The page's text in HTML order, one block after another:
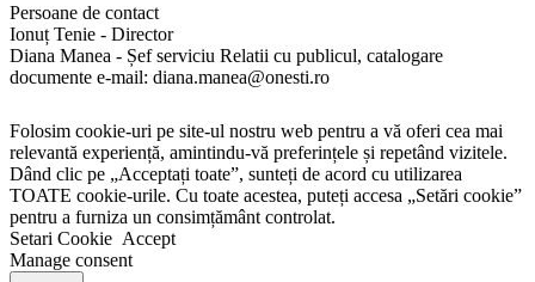
Persoane de contact
Ionuț Tenie - Director
Diana Manea - Șef serviciu Relatii cu publicul, catalogare
documente e-mail: diana.manea@onesti.ro
Folosim cookie-uri pe site-ul nostru web pentru a vă oferi cea mai
relevantă experiență, amintindu-vă preferințele și repetând vizitele.
Dând clic pe „Acceptați toate”, sunteți de acord cu utilizarea
TOATE cookie-urile. Cu toate acestea, puteți accesa „Setări cookie”
pentru a furniza un consimțământ controlat.
Setari Cookie Accept
Manage consent